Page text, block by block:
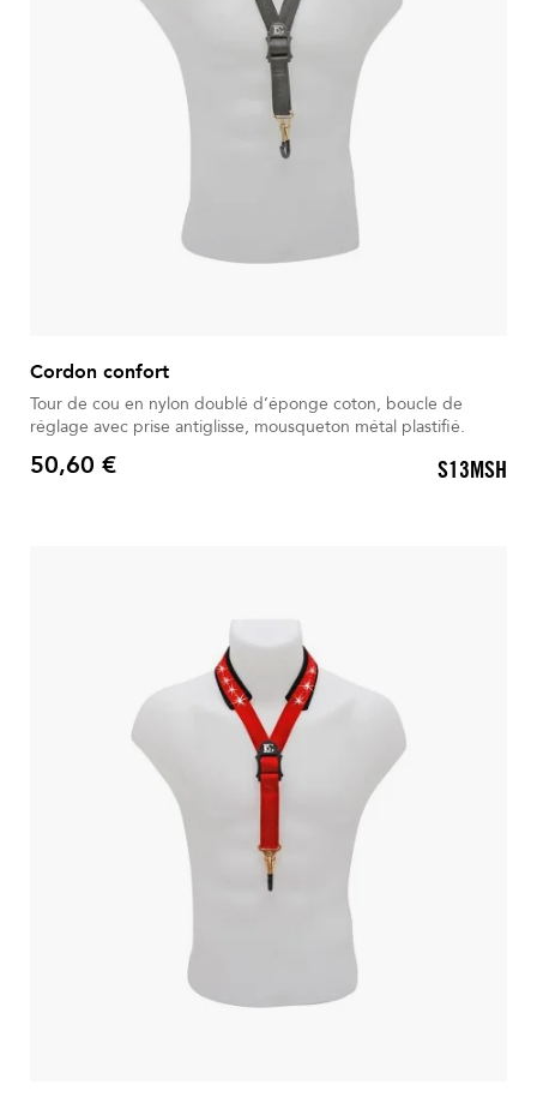
Cordon confort
Tour de cou en nylon doublé d’éponge coton, boucle de
réglage avec prise antiglisse, mousqueton métal plastifié.
Prix
50,60 € S13MSH